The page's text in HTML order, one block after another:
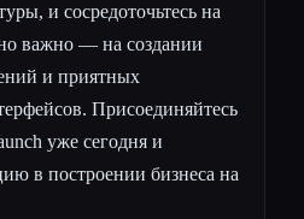
и сосредоточьтесь на
важно — на создании
и приятных
Присоединяйтесь
уже сегодня и
в построении бизнеса на